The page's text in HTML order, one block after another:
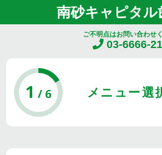
南砂キャピタル
ご不明点はお問い合わせ
03-6666-
メニュー選